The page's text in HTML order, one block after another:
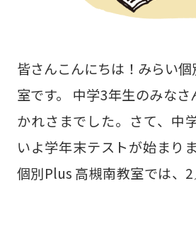
皆さんこんにちは！みらい
室です。 中学3年生のみなさん、私立入試おつ
かれさまでした。さて、中
いよ学年末テストが始まりますね
個別Plus 高槻南教室では、
21（日）・2／22（月）に